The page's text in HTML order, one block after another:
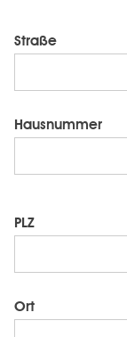
Straße
Hausnummer
PLZ
Ort